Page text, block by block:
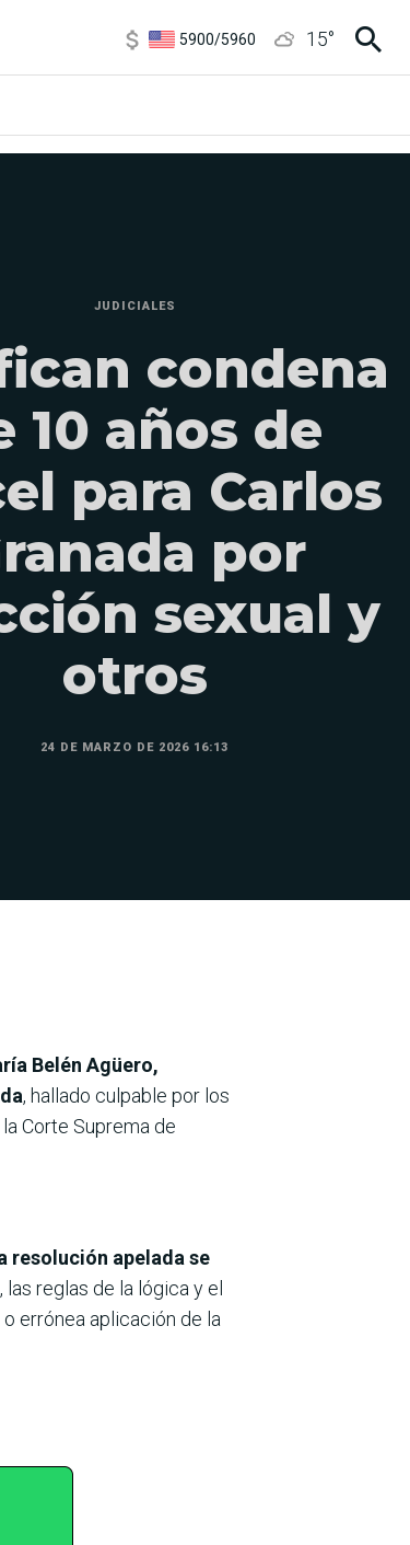
1100/1160
15°
JUDICIALES
condena
10 años de
para Carlos
por
sexual y
otros
24 DE MARZO DE 2026 16:13
Belén Agüero,
, hallado culpable por los
Corte Suprema de
resolución apelada se
las reglas de la lógica y el
errónea aplicación de la